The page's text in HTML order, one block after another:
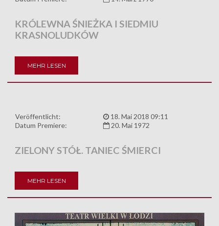
KRÓLEWNA ŚNIEŻKA I SIEDMIU
KRASNOLUDKÓW
MEHR LESEN
Veröffentlicht:
18. Mai 2018 09:11
Datum Premiere:
20. Mai 1972
ZIELONY STÓŁ. TANIEC ŚMIERCI
MEHR LESEN